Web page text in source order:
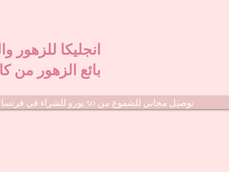
انجليكا للزهور
بائع الزهور من
توصيل مجاني للشموع من 50 يورو للشراء في فرنسا